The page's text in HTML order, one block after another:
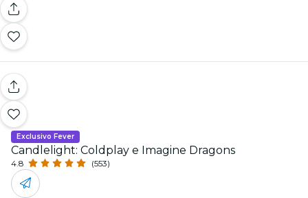
Exclusivo Fever
Candlelight: Coldplay e Imagine Dragons
4.8 (553)